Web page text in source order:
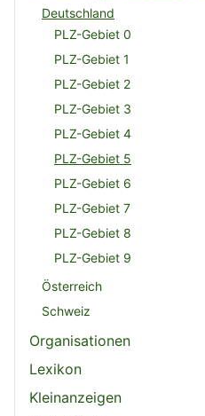
Deutschland
PLZ-Gebiet 0
PLZ-Gebiet 1
PLZ-Gebiet 2
PLZ-Gebiet 3
PLZ-Gebiet 4
PLZ-Gebiet 5
PLZ-Gebiet 6
PLZ-Gebiet 7
PLZ-Gebiet 8
PLZ-Gebiet 9
Österreich
Schweiz
Organisationen
Lexikon
Kleinanzeigen